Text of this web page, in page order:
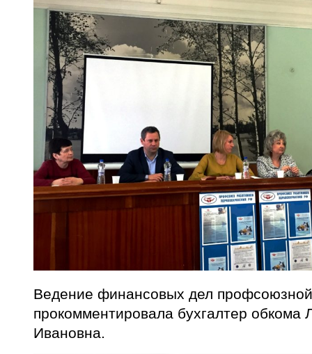
Ведение финансовых дел
прокомментировала бухгалтер обкома
Ивановна.